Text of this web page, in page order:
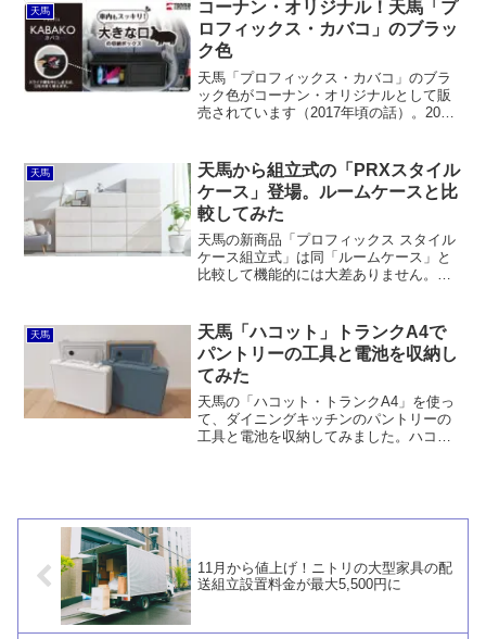
して競争力は十分ありそうです。
天馬
コーナン・オリジナル！天馬「プ
ロフィックス・カバコ」のブラッ
ク色
天馬「プロフィックス・カバコ」のブラ
ック色がコーナン・オリジナルとして販
売されています（2017年頃の話）。2023
天馬
天馬から組立式の「PRXスタイル
ケース」登場。ルームケースと比
較してみた
天馬の新商品「プロフィックス スタイル
ケース組立式」は同「ルームケース」と
比較して機能的には大差ありません。た
ら、組立式であることのメリットは消費
者には感じられないのが残念。
天馬
天馬「ハコット」トランクA4で
パントリーの工具と電池を収納し
てみた
天馬の「ハコット・トランクA4」を使っ
て、ダイニングキッチンのパントリーの
工具と電池を収納してみました。ハコッ
11月から値上げ！ニトリの大型家具の配
送組立設置料金が最大5,500円に